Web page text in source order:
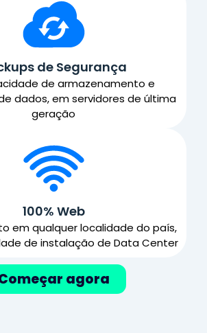
de Segurança
de armazenamento e
dados, em servidores de última
geração
100% Web
em qualquer localidade do país,
de instalação de Data Center
agora